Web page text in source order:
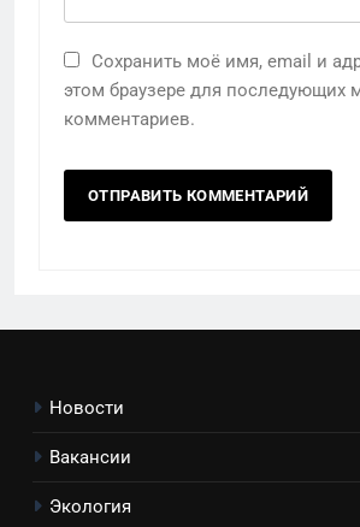
Сохранить моё имя, email и
этом браузере для последующих
комментариев.
Новости
Вакансии
Экология